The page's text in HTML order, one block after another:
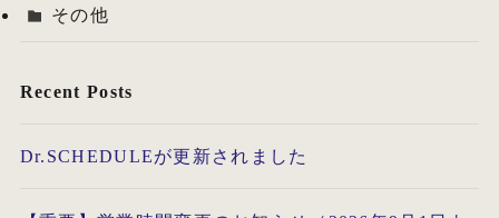
その他
Recent Posts
Dr.SCHEDULEが更新されました